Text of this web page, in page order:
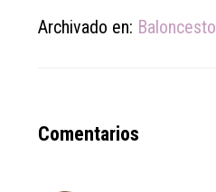
Archivado en: Baloncesto
Reader
Comentarios